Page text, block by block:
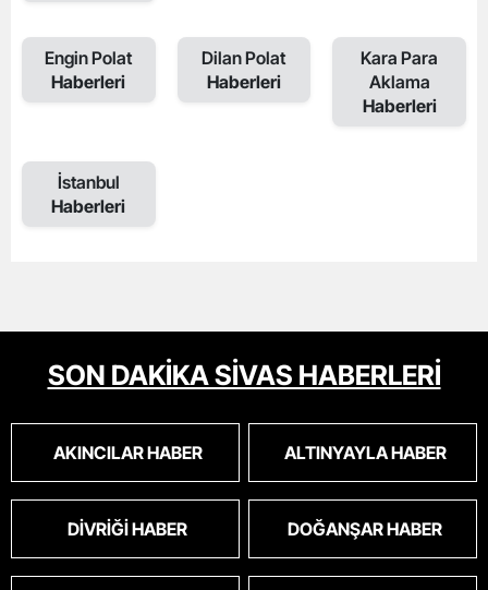
Engin Polat
Haberleri
Dilan Polat
Haberleri
Kara Para
Aklama
Haberleri
İstanbul
Haberleri
SON DAKİKA SİVAS HABERLERİ
AKINCILAR HABER ALTINYAYLA HABER
DIVRIĞI HABER DOĞANŞAR HABER